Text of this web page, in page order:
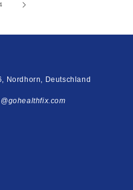
Nordhorn, Deutschland